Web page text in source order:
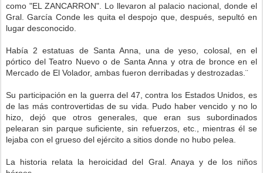
como "EL ZANCARRON". Lo llevaron al palacio nacional, donde el
Gral. García Conde les quita el despojo que, después, sepultó en
lugar desconocido.
Había 2 estatuas de Santa Anna, una de yeso, colosal, en el
pórtico del Teatro Nuevo o de Santa Anna y otra de bronce en el
Mercado de El Volador, ambas fueron derribadas y destrozadas.¨
Su participación en la guerra del 47, contra los Estados Unidos, es
de las más controvertidas de su vida. Pudo haber vencido y no lo
hizo, dejó que otros generales, que eran sus subordinados
pelearan sin parque suficiente, sin refuerzos, etc., mientras él se
lejaba con el grueso del ejército a sitios donde no hubo pelea.
La historia relata la heroicidad del Gral. Anaya y de los niños